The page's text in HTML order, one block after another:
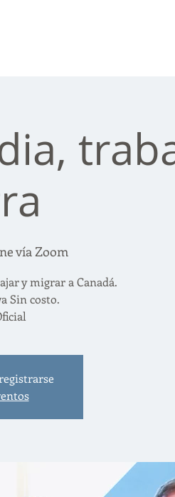
vía Zoom
y migrar a Canadá.
Sin costo.